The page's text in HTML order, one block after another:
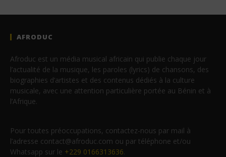
AFRODUC
Afroduc est un média musical africain qui publie chaque jour
l’actualité de la musique, les paroles (lyrics) de chansons, des
biographies d’artistes et des contenus dédiés à la culture
musicale, avec une attention particulière portée au Bénin et à
l’Afrique.
Pour toutes préoccupations, contactez-nous par mail à
l’adresse contact@afroduc.com ou par téléphone et/ou
Whatsapp sur le +229 0166313636.